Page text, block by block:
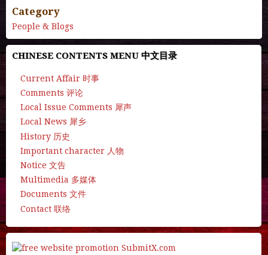
Category
People & Blogs
CHINESE CONTENTS MENU 中文目录
Current Affair 时事
Comments 评论
Local Issue Comments 犀声
Local News 犀乡
History 历史
Important character 人物
Notice 文告
Multimedia 多媒体
Documents 文件
Contact 联络